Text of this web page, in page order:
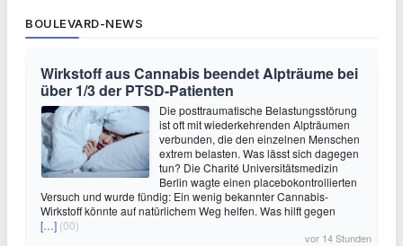
BOULEVARD-NEWS
Wirkstoff aus Cannabis beendet Alpträume bei
über 1/3 der PTSD-Patienten
Die posttraumatische Belastungsstörung
ist oft mit wiederkehrenden Alpträumen
verbunden, die den einzelnen Menschen
extrem belasten. Was lässt sich dagegen
tun? Die Charité Universitätsmedizin
Berlin wagte einen placebokontrollierten
Versuch und wurde fündig: Ein wenig bekannter Cannabis-
Wirkstoff könnte auf natürlichem Weg helfen. Was hilft gegen
[…] (00)
vor 14 Stunden